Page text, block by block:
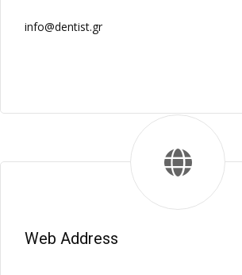
info@dentist.gr
Web Address